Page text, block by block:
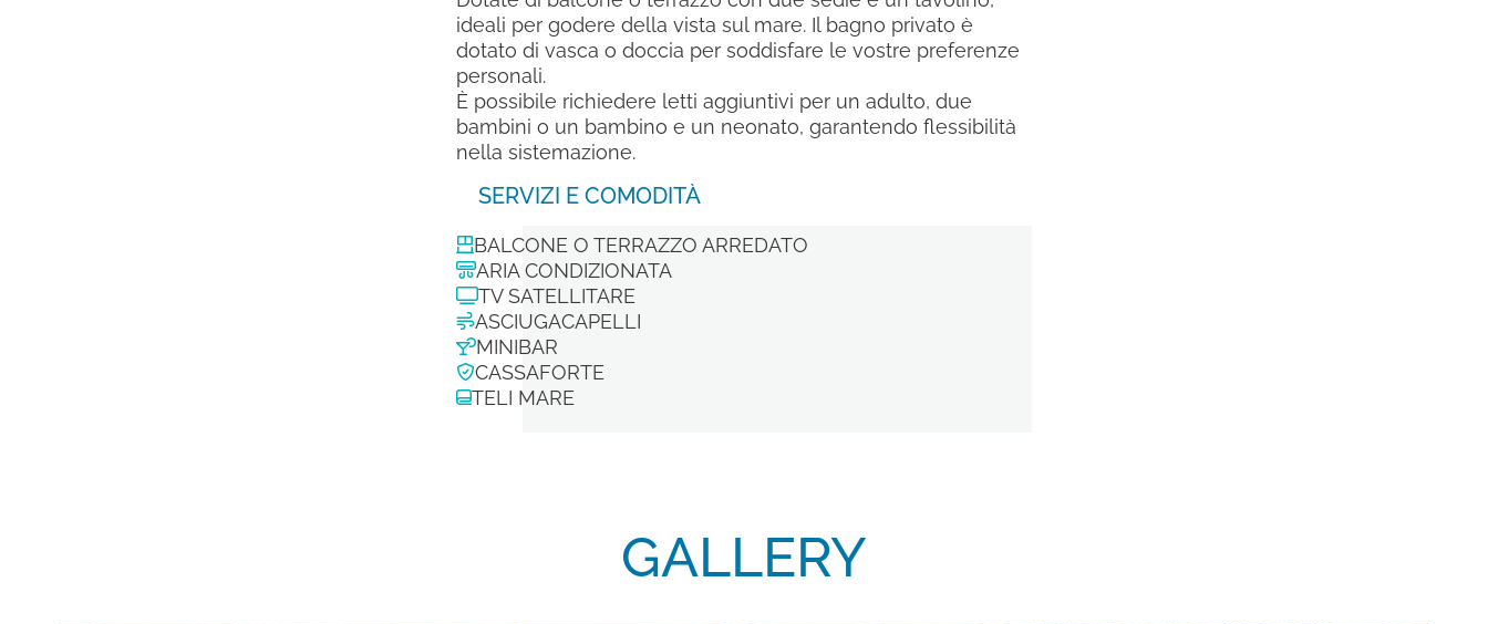
ideali per godere della vista sul mare. Il bagno privato è
dotato di vasca o doccia per soddisfare le vostre preferenze
personali.
È possibile richiedere letti aggiuntivi per un adulto, due
bambini o un bambino e un neonato, garantendo flessibilità
nella sistemazione.
SERVIZI E COMODITÀ
BALCONE O TERRAZZO ARREDATO
ARIA CONDIZIONATA
TV SATELLITARE
ASCIUGACAPELLI
MINIBAR
CASSAFORTE
TELI MARE
GALLERY